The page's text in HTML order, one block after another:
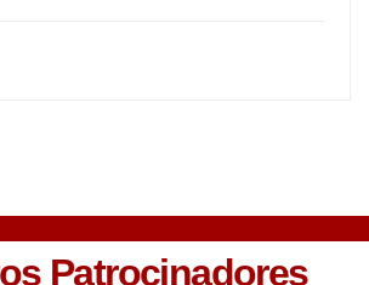
Patrocinadores